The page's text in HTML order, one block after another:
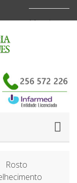
Moeda:
Rosto